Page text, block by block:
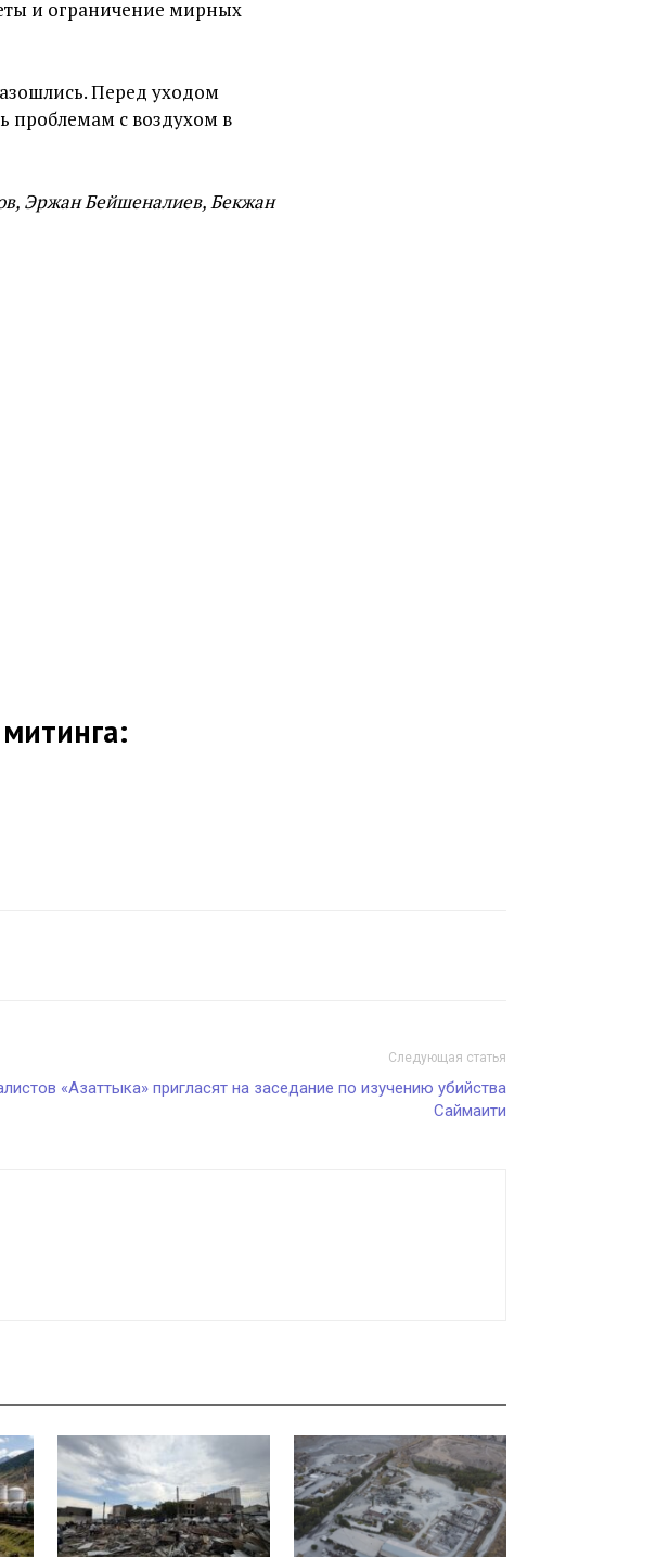
и ограничение мирных
Перед уходом
проблемам с воздухом в
Эржан Бейшеналиев, Бекжан
Следующая статья
«Азаттыка» пригласят на заседание по изучению убийства
Саймаити